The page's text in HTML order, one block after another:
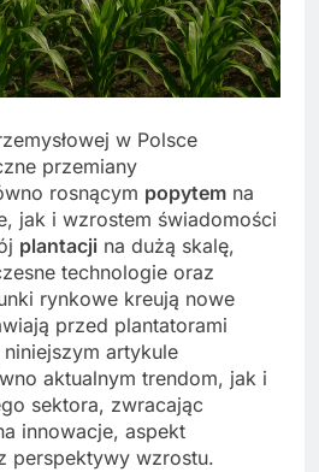
w Polsce
przemiany
rosnącym popytem na
jak i wzrostem świadomości
plantacji na dużą skalę,
technologie oraz
rynkowe kreują nowe
przed plantatorami
artykule
aktualnym trendom, jak i
sektora, zwracając
innowacje, aspekt
perspektywy wzrostu.